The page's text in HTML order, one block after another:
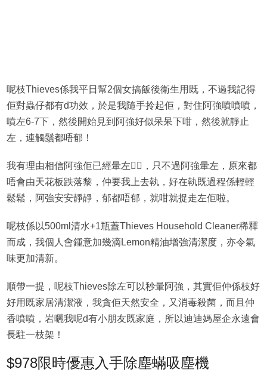
呢枝Thieves係我平日幫2個女搞飯後衛生用既，不過我記得
佢對蟲仔都有d功效，於是我隨手拎起佢，對住阿強噴噴噴，
噴左6-7下，然後開始見到阿強好似呆呆下咁，然後就靜止
左，連觸鬚都唔郁！
我有理由相信阿強佢已經暈左👍🏻，只不過阿強暈左，原來都
唔會由天花板跌落黎，仲要我上去執，好在執既過程係輕輕
鬆鬆，阿強安安靜靜，郁都唔郁，就咁就捉走左佢啦。
呢枝係以500ml清水+1瓶蓋Thieves Household Cleaner稀釋
而成，我個人會鍾意加幾滴Lemon精油增強清潔度，亦令氣
味更加清新。
順帶一提，呢枝Thieves除左可以秒暈阿強，其實佢仲係枝好
好用既家居清潔液，我貪佢天然安全，又消毒殺菌，而且仲
香噴噴，岩曬我呢d有小朋友既家庭，所以迪迪媽屋企永遠會
長駐一枝架！
$978限時優惠入手除塵蟎吸塵機